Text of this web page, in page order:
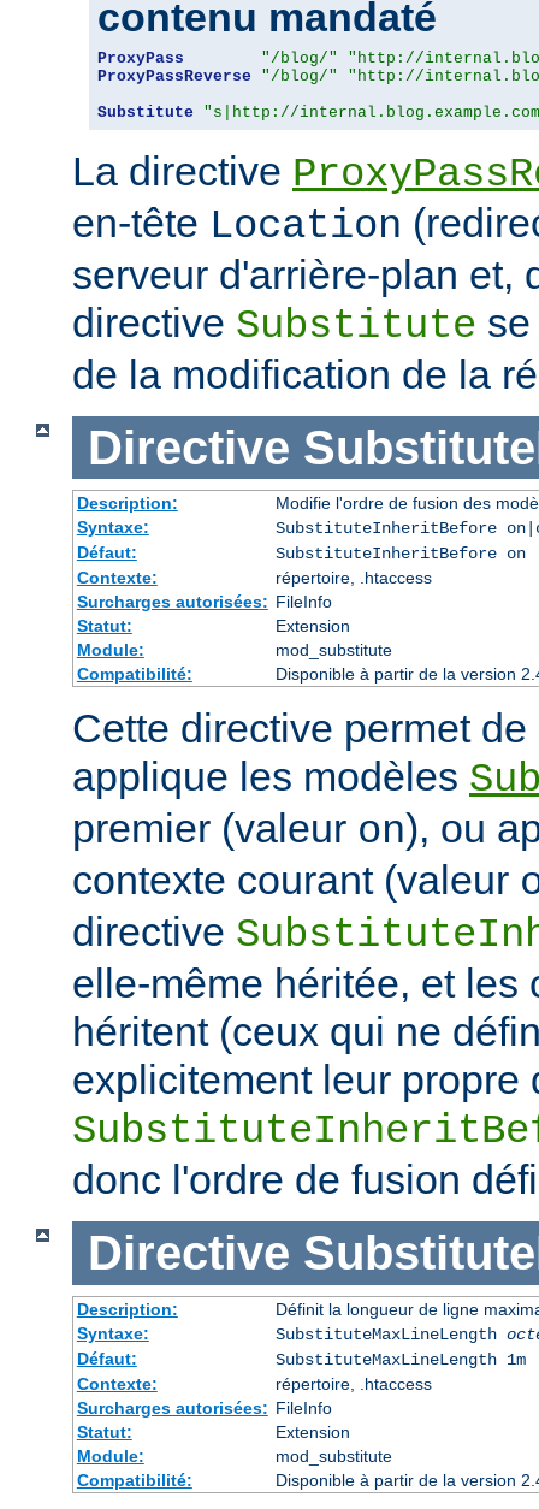
contenu mandaté
ProxyPass "/blog/"
"http://
ProxyPassReverse
"/blog/"
"http://
Substitute
"s|http://
La directive
en-tête Location
serveur d'arrière-plan et,
directive Substitute
de la modification de la
Directive
Description:
Modifie l'ordre de fusion des
Syntaxe:
SubstituteInheritBefore
Défaut:
SubstituteInheritBefore on
Contexte:
répertoire, .htaccess
Surcharges autorisées: FileInfo
Statut:
Extension
Module:
mod_substitute
Compatibilité:
Disponible à partir de la version
Cette directive permet
applique les modèles
premier (valeur on), ou
contexte courant (valeur
directive
elle-même héritée, et les
héritent (ceux qui ne
explicitement leur propre
donc l'ordre de fusion
Directive
Description:
Définit la longueur de ligne
Syntaxe:
SubstituteMaxLineLength
Défaut:
SubstituteMaxLineLength 1m
Contexte:
répertoire, .htaccess
Surcharges autorisées: FileInfo
Statut:
Extension
Module:
mod_substitute
Compatibilité:
Disponible à partir de la version